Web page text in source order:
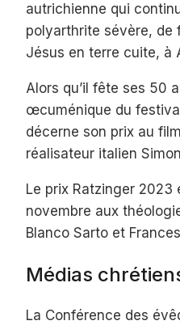
autrichienne qui
polyarthrite sévère, de
Jésus en terre cuite, à
Alors qu’il fête ses 50
œcuménique du
décerne son prix au
réalisateur italien
Le prix Ratzinger 2023
novembre aux
Blanco Sarto et
Médias
La Conférence des